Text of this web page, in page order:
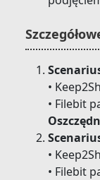
•
• Filebit
•
• Filebit